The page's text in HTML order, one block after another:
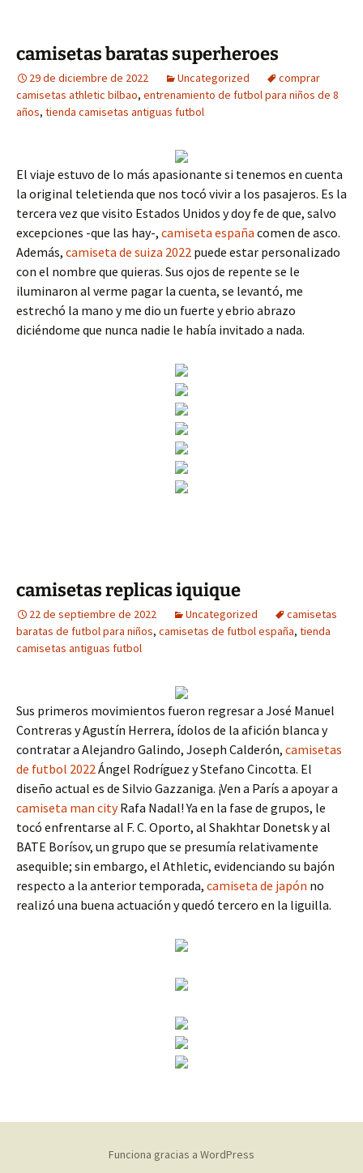
camisetas baratas superheroes
29 de diciembre de 2022 Uncategorized
comprar
camisetas athletic bilbao, entrenamiento de futbol para niños de 8
años, tienda camisetas antiguas futbol
El viaje estuvo de lo más apasionante si tenemos en cuenta
la original teletienda que nos tocó vivir a los pasajeros. Es la
tercera vez que visito Estados Unidos y doy fe de que, salvo
excepciones -que las hay-, camiseta españa comen de asco.
Además, camiseta de suiza 2022 puede estar personalizado
con el nombre que quieras. Sus ojos de repente se le
iluminaron al verme pagar la cuenta, se levantó, me
estrechó la mano y me dio un fuerte y ebrio abrazo
diciéndome que nunca nadie le había invitado a nada.
camisetas replicas iquique
22 de septiembre de 2022 Uncategorized
camisetas
baratas de futbol para niños, camisetas de futbol españa, tienda
camisetas antiguas futbol
Sus primeros movimientos fueron regresar a José Manuel
Contreras y Agustín Herrera, ídolos de la afición blanca y
contratar a Alejandro Galindo, Joseph Calderón, camisetas
de futbol 2022Ángel Rodríguez y Stefano Cincotta. El
diseño actual es de Silvio Gazzaniga. ¡Ven a París a apoyar a
camiseta man cityRafa Nadal! Ya en la fase de grupos, le
tocó enfrentarse al F. C. Oporto, al Shakhtar Donetsk y al
BATE Borísov, un grupo que se presumía relativamente
asequible; sin embargo, el Athletic, evidenciando su bajón
respecto a la anterior temporada, camiseta de japón no
realizó una buena actuación y quedó tercero en la liguilla.
Funciona gracias a WordPress